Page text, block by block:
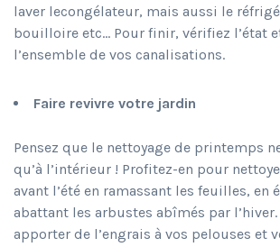
laver lecongélateur, mais aussi le
bouilloire etc… Pour finir, vérifiez l’état
l’ensemble de vos canalisations.
Faire revivre votre jardin
Pensez que le nettoyage de printemps
qu’à l’intérieur ! Profitez-en pour
avant l’été en ramassant les feuilles, en
abattant les arbustes abîmés par
apporter de l’engrais à vos pelouses et